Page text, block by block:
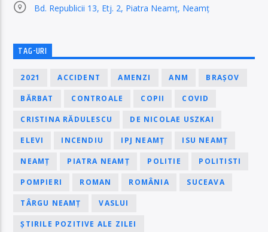
Bd. Republicii 13, Etj. 2, Piatra Neamț, Neamț
TAG-URI
2021 ACCIDENT AMENZI ANM BRAȘOV
BĂRBAT CONTROALE COPII COVID
CRISTINA RĂDULESCU DE NICOLAE USZKAI
ELEVI INCENDIU IPJ NEAMȚ ISU NEAMȚ
NEAMȚ PIATRA NEAMȚ POLITIE POLITISTI
POMPIERI ROMAN ROMÂNIA SUCEAVA
TÂRGU NEAMȚ VASLUI
ȘTIRILE POZITIVE ALE ZILEI